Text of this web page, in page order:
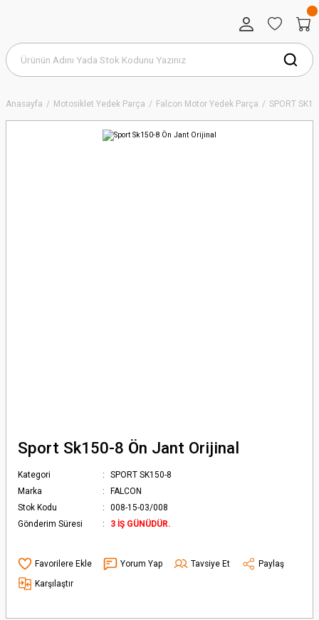
Anasayfa Motosiklet Yedek Parça Falcon Motor Yedek Parça SPORT
Sport Sk150-8 Ön Jant Orijinal
Kategori
SPORT SK150-8
Marka
FALCON
Stok Kodu
008-15-03/008
Gönderim Süresi
3 İŞ GÜNÜDÜR.
Yorum Yap Tavsiye Et
Paylaş
Karşılaştır